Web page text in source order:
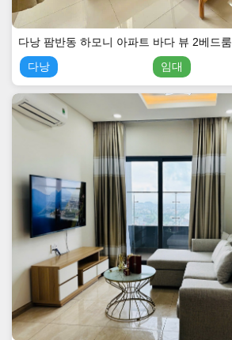
다낭 팜반동 하모니 아파트 바다 뷰 2베드룸
다낭
임대